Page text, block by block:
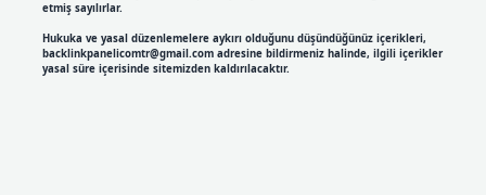
etmiş sayılırlar.
Hukuka ve yasal düzenlemelere aykırı olduğunu düşündüğünüz içerikleri,
backlinkpanelicomtr@gmail.comadresine bildirmeniz halinde, ilgili içerikler
yasal süre içerisinde sitemizden kaldırılacaktır.